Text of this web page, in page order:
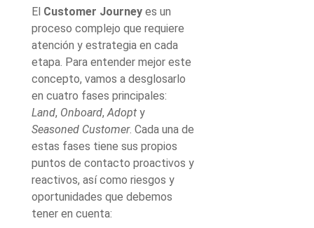
El Customer Journey es un
proceso complejo que requiere
atención y estrategia en cada
etapa. Para entender mejor este
concepto, vamos a desglosarlo
en cuatro fases principales:
Land, Onboard, Adopt y
Seasoned Customer. Cada una de
estas fases tiene sus propios
puntos de contacto proactivos y
reactivos, así como riesgos y
oportunidades que debemos
tener en cuenta: